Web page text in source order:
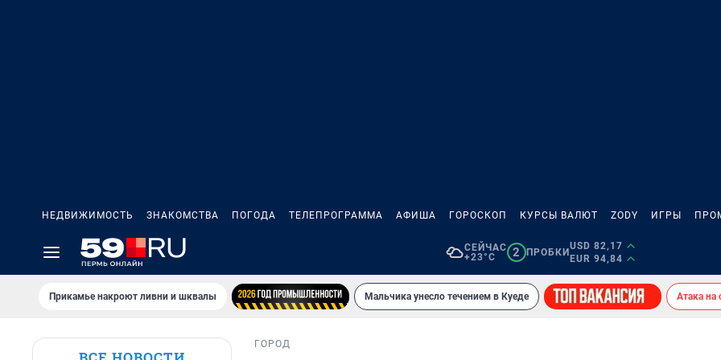
НЕДВИЖИМОСТЬ ЗНАКОМСТВА ПОГОДА ТЕЛЕПРОГРАММА АФИША ГОРОСКОП КУРСЫ ВАЛЮТ ZODY ИГРЫ
СЕЙЧАС
+23°C
2 ПРОБКИ
USD 82,17
EUR 94,84
Прикамье накроют ливни и шквалы Мальчика унесло течением в Куеде Атака на
ГОРОД